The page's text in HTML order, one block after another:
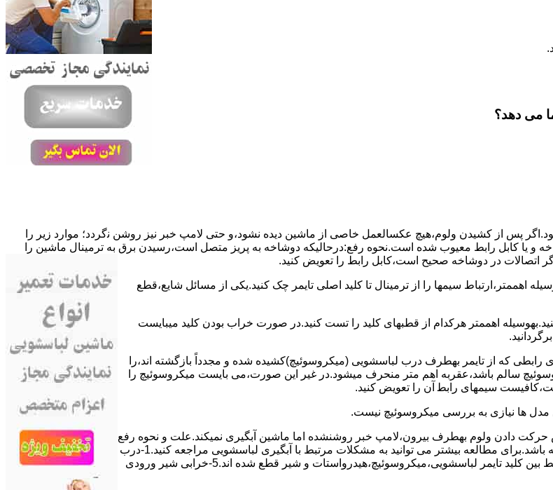
می دهد؟
ﭘﺲ از ﮐﺸﯿﺪن وﻟﻮم،ﻫﯿﭻ عکسالعمل ﺧﺎﺻﯽ از ﻣﺎﺷﯿﻦ دﯾﺪه نشود،و حتی ﻻﻣﭗ ﺧﺒﺮ ﻧﯿﺰ روﺷﻦ ﻧگردد؛ موارد زیر را
احتمالی بروز چنین مشکلی در نظر داشته باشید:۱٫ ﭘﺮﯾﺰ ﺑﺮق ﻧﺪارد.۲٫ دوﺷﺎﺧﻪ و ﯾﺎ ﮐﺎﺑﻞ راﺑﻂ ﻣﻌﯿﻮب ﺷﺪه است.نحوه رفع:درحالیکه دوﺷﺎﺧﻪ ﺑﻪ ﭘﺮﯾﺰ ﻣﺘﺼﻞ اﺳﺖ،رﺳﯿﺪن ﺑﺮق ﺑﻪ ﺗﺮﻣﯿﻨﺎل ﻣﺎﺷﯿﻦ را
اﺗﺼﺎﻻت در دوشاخه ﺻﺤﯿﺢ اﺳﺖ،ﮐﺎﺑﻞ راﺑﻂ را ﺗﻌﻮﯾﺾ کنید.
اهممتر،ارﺗﺒﺎط سیمها را از ﺗﺮﻣﯿﻨﺎل ﺗﺎ ﮐﻠﯿﺪ اﺻﻠﯽ ﺗﺎﯾﻤﺮ چک کنید.یکی از مسائل شایع،ﻗﻄﻊ
اهممتر هرکدام از قطبهای ﮐﻠﯿﺪ را ﺗﺴﺖ ﮐﻨﯿﺪ.در ﺻﻮرت ﺧﺮاب ﺑﻮدن ﮐﻠﯿﺪ میبایست
ﮐﻪ از ﺗﺎﯾﻤﺮ بهطرف درب لباسشویی (ﻣﯿﮑﺮوﺳﻮﺋﯿﭻ)کشیده شده و مجدداً بازگشته اند،را
ﺳﺎﻟﻢ ﺑﺎﺷﺪ،ﻋﻘﺮﺑﻪ اهم متر ﻣﻨﺤﺮف میشود.در ﻏﯿﺮ اﯾﻦ ﺻﻮرت،می بایست ﻣﯿﮑﺮوﺳﻮﺋﯿﭻ را
سیمهای راﺑﻄ آن را ﺗﻌﻮﯾﺾ کنید.
مدل ها ﻧﯿﺎزی ﺑﻪ بررسی ﻣﯿﮑﺮوﺳﻮﺋﯿﭻ نیست.
ﺣﺮﮐﺖ دادن وﻟﻮم بهطرف ﺑﯿﺮون،ﻻﻣﭗ ﺧﺒﺮ روشنشده اﻣﺎ ﻣﺎﺷﯿﻦ آﺑﮕﯿﺮی نمیکند.ﻋﻠﺖ و نحوه رﻓﻊ
مشکل:آبگیری کند ماشین لباسشویی و یا آبگیر نکردن آن می تواند دلایل متفاوتی داشته باشد.برای مطالعه بیشتر می توانید به مشکلات مرتبط با آبگیری لباسشویی مراجعه کنید.1-درب
ﻣﺎﺷﯿﻦ ﺑﺎز اﺳﺖ.2-ﻣﯿﮑﺮوﺳﻮﺋﯿﭻ ﺧﺮاب اﺳﺖ.3-ﻫﯿﺪرواﺳﺘﺎت ﺧﺮاب اﺳﺖ.4-سیمهای راﺑﻂ ﺑﯿﻦ ﮐﻠﯿﺪ ﺗﺎﯾﻤﺮ لباسشویی،ﻣﯿﮑﺮوﺳﻮﺋﯿﭻ،ﻫﯿﺪرواﺳﺘﺎت و ﺷﯿﺮ ﻗﻄﻊ ﺷﺪه اند.5-خرابی شیر ورودی